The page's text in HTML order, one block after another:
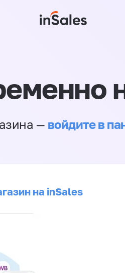
— войдите в
на inSales